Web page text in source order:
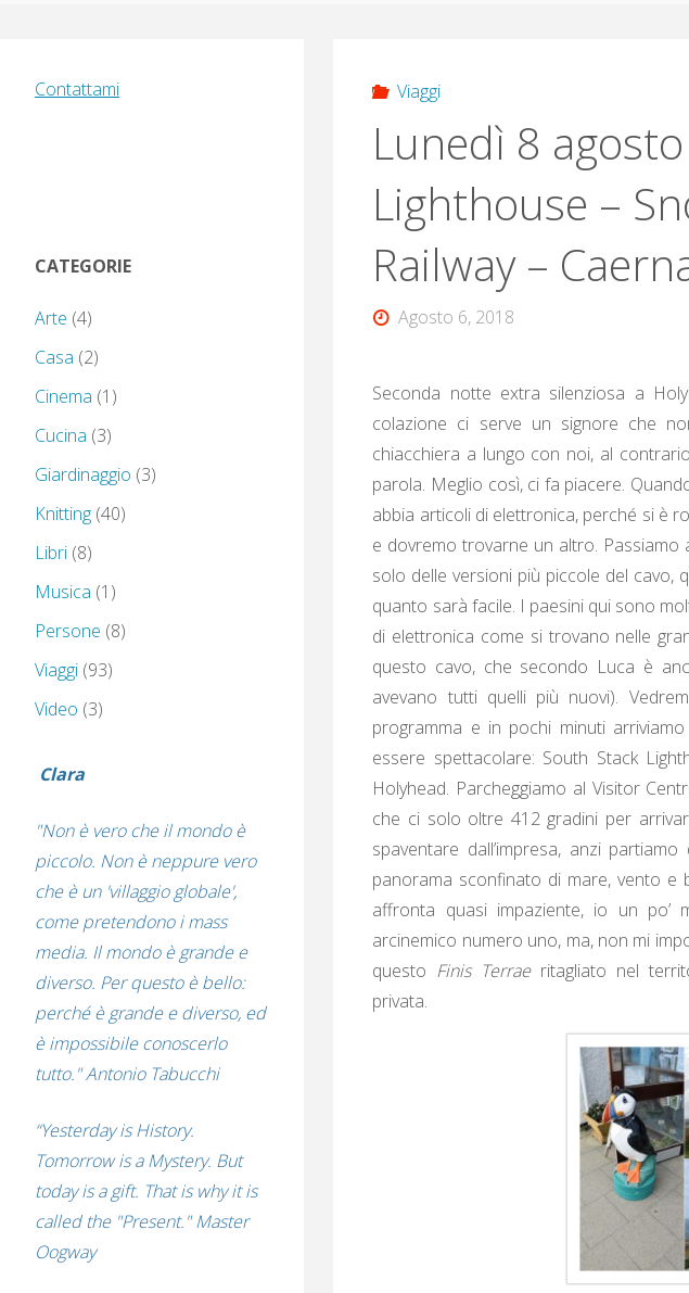
Viaggi
Lunedì 8
Lighthouse –
Railway –
Agosto 6, 2018
Seconda notte extra silenziosa a
colazione ci serve un signore che
chiacchiera a lungo con noi, al
parola. Meglio così, ci fa piacere.
abbia articoli di elettronica, perché si è
e dovremo trovarne un altro.
solo delle versioni più piccole del cavo,
quanto sarà facile. I paesini qui sono
di elettronica come si trovano nelle
questo cavo, che secondo Luca è
avevano tutti quelli più nuovi).
programma e in pochi minuti
essere spettacolare: South Stack
Holyhead. Parcheggiamo al Visitor
che ci solo oltre 412 gradini per
spaventare dall’impresa, anzi
panorama sconfinato di mare, vento e
affronta quasi impaziente, io un
arcinemico numero uno, ma, non mi
questo Finis Terraeritagliato nel
privata.
Contattami
CATEGORIE
Arte (4)
Casa (2)
Cinema (1)
Cucina (3)
Giardinaggio (3)
Knitting (40)
Libri (8)
Musica (1)
Persone (8)
Viaggi (93)
Video (3)
Clara
"Non è vero che il mondo è
piccolo. Non è neppure vero
che è un 'villaggio globale',
come pretendono i mass
media. Il mondo è grande e
diverso. Per questo è bello:
perché è grande e diverso, ed
è impossibile conoscerlo
tutto." Antonio Tabucchi
“Yesterday is History.
Tomorrow is a Mystery. But
today is a gift. That is why it is
called the "Present." Master
Oogway